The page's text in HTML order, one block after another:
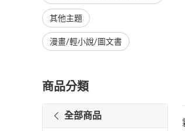
其他主題
漫畫/輕小說/圖文書
商品分類
全部商品